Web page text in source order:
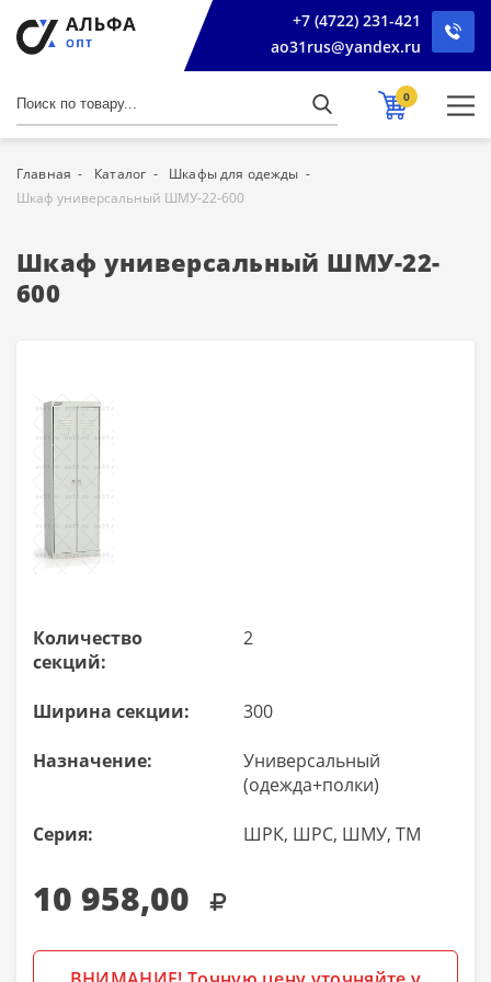
+7 (4722) 231-421
ao31rus@yandex.ru
0
Главная Каталог
Шкафы для одежды
Шкаф универсальный ШМУ-22-600
Шкаф универсальный ШМУ-22-
600
Количество
секций:
2
Ширина секции: 300
Назначение:
Универсальный
(одежда+полки)
Серия: ШРК, ШРС, ШМУ, ТМ
10 958,00